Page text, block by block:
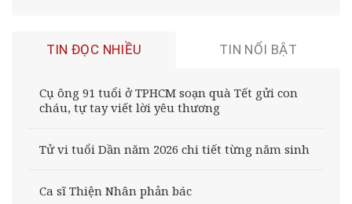
TIN ĐỌC NHIỀU TIN NỔI BẬT
Cụ ông 91 tuổi ở TPHCM soạn quà Tết gửi con
cháu, tự tay viết lời yêu thương
Tử vi tuổi Dần năm 2026 chi tiết từng năm sinh
Ca sĩ Thiện Nhân phản bác